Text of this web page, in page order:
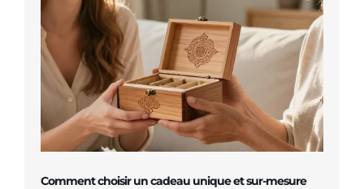
Comment choisir un cadeau unique et sur-mesure